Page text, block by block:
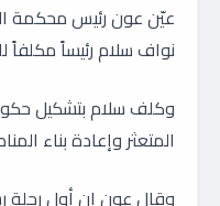
عيّن عون رئيس محكمة
نواف سلام رئيساً مكلفاً
وكلف سلام بتشكيل
المتعثر وإعادة بناء
وقال عون إن أول رحلة